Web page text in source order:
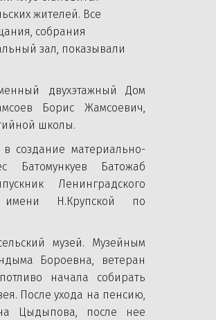
жителей. Все
собрания
зал, показывали
двухэтажный Дом
Борис Жамсоевич,
школы.
создание материально-
Батомункуев Батожаб
Ленинградского
имени Н.Крупской по
музей. Музейным
Бороевна, ветеран
начала собирать
После ухода на пенсию,
Цыдыпова, после нее